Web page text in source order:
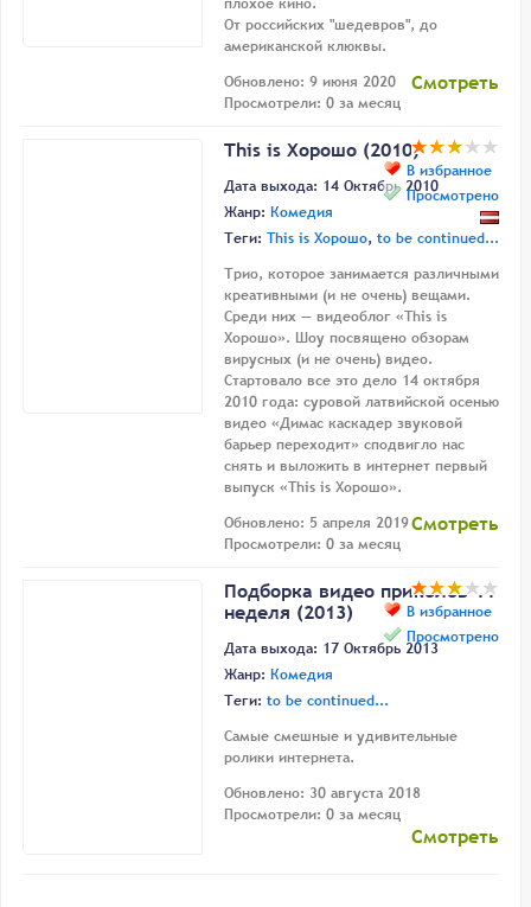
От российских "шедевров", до
американской клюквы.
Обновлено: 9 июня 2020
Просмотрели: 0 за месяц
Смотреть
В избранное
Просмотрено
This is Хорошо (2010)
Дата выхода: 14 Октябрь 2010
Жанр: Комедия
Теги: This is Хорошо, to be continued...
Трио, которое занимается различными
креативными (и не очень) вещами.
Среди них — видеоблог «This is
Хорошо». Шоу посвящено обзорам
вирусных (и не очень) видео.
Стартовало все это дело 14 октября
2010 года: суровой латвийской осенью
видео «Димас каскадер звуковой
барьер переходит» сподвигло нас
снять и выложить в интернет первый
выпуск «This is Хорошо».
Обновлено: 5 апреля 2019
Просмотрели: 0 за месяц
Смотреть
В избранное
Просмотрено
Подборка видео приколов 11
неделя (2013)
Дата выхода: 17 Октябрь 2013
Жанр: Комедия
Теги: to be continued...
Самые смешные и удивительные
ролики интернета.
Обновлено: 30 августа 2018
Просмотрели: 0 за месяц
Смотреть